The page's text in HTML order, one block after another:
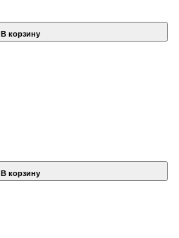
В корзину
В корзину